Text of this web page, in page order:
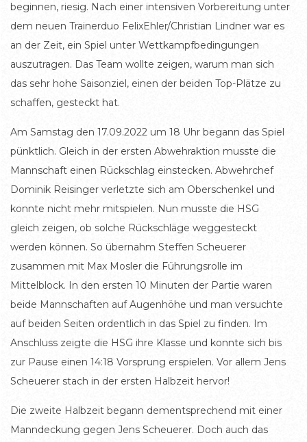
beginnen, riesig. Nach einer intensiven Vorbereitung unter
dem neuen Trainerduo FelixEhler/Christian Lindner war es
an der Zeit, ein Spiel unter Wettkampfbedingungen
auszutragen. Das Team wollte zeigen, warum man sich
das sehr hohe Saisonziel, einen der beiden Top-Plätze zu
schaffen, gesteckt hat.
Am Samstag den 17.09.2022 um 18 Uhr begann das Spiel
pünktlich. Gleich in der ersten Abwehraktion musste die
Mannschaft einen Rückschlag einstecken. Abwehrchef
Dominik Reisinger verletzte sich am Oberschenkel und
konnte nicht mehr mitspielen. Nun musste die HSG
gleich zeigen, ob solche Rückschläge weggesteckt
werden können. So übernahm Steffen Scheuerer
zusammen mit Max Mosler die Führungsrolle im
Mittelblock. In den ersten 10 Minuten der Partie waren
beide Mannschaften auf Augenhöhe und man versuchte
auf beiden Seiten ordentlich in das Spiel zu finden. Im
Anschluss zeigte die HSG ihre Klasse und konnte sich bis
zur Pause einen 14:18 Vorsprung erspielen. Vor allem Jens
Scheuerer stach in der ersten Halbzeit hervor!
Die zweite Halbzeit begann dementsprechend mit einer
Manndeckung gegen Jens Scheuerer. Doch auch das